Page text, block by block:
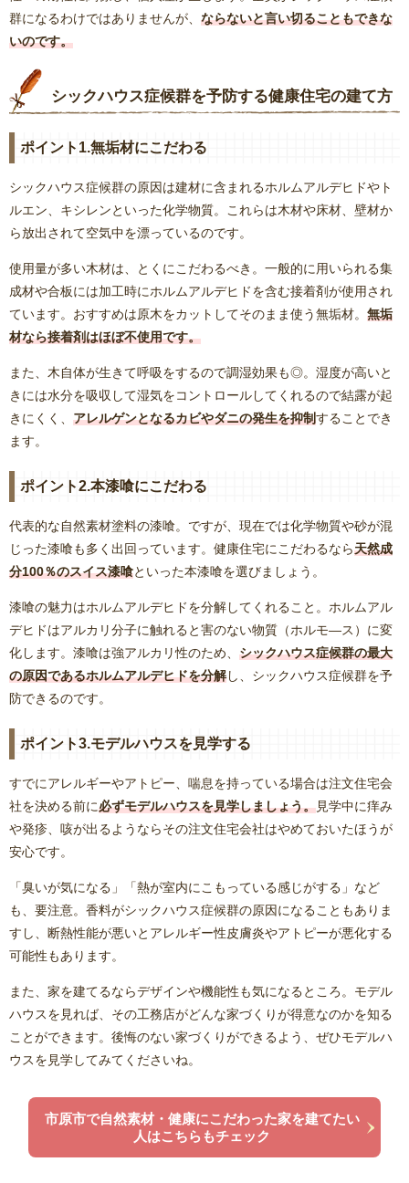
群になるわけではありませんが、 ならないと言い切ることもできな
いのです。
シックハウス症候群を予防する健康住宅の建て方
ポイント1.無垢材にこだわる
シックハウス症候群の原因は建材に含まれるホルムアルデヒドやト
ルエン、キシレンといった化学物質。これらは木材や床材、壁材か
ら放出されて空気中を漂っているのです。
使用量が多い木材は、とくにこだわるべき。一般的に用いられる集
成材や合板には加工時にホルムアルデヒドを含む接着剤が使用され
ています。おすすめは原木をカットしてそのまま使う無垢材。 無垢
材なら接着剤はほぼ不使用です。
また、木自体が生きて呼吸をするので調湿効果も◎。湿度が高いと
きには水分を吸収して湿気をコントロールしてくれるので結露が起
きにくく、 アレルゲンとなるカビやダニの発生を抑制することでき
ます。
ポイント2.本漆喰にこだわる
代表的な自然素材塗料の漆喰。ですが、現在では化学物質や砂が混
じった漆喰も多く出回っています。健康住宅にこだわるなら天然成
分100％のスイス漆喰といった本漆喰を選びましょう。
漆喰の魅力はホルムアルデヒドを分解してくれること。ホルムアル
デヒドはアルカリ分子に触れると害のない物質（ホルモ―ス）に変
化します。漆喰は強アルカリ性のため、 シックハウス症候群の最大
の原因であるホルムアルデヒドを分解し、シックハウス症候群を予
防できるのです。
ポイント3.モデルハウスを見学する
すでにアレルギーやアトピー、喘息を持っている場合は注文住宅会
社を決める前に必ずモデルハウスを見学しましょう。見学中に痒み
や発疹、咳が出るようならその注文住宅会社はやめておいたほうが
安心です。
「臭いが気になる」「熱が室内にこもっている感じがする」など
も、要注意。香料がシックハウス症候群の原因になることもありま
すし、断熱性能が悪いとアレルギー性皮膚炎やアトピーが悪化する
可能性もあります。
また、家を建てるならデザインや機能性も気になるところ。モデル
ハウスを見れば、その工務店がどんな家づくりが得意なのかを知る
ことができます。後悔のない家づくりができるよう、ぜひモデルハ
ウスを見学してみてくださいね。
市原市で自然素材・健康にこだわった家を建てたい
人はこちらもチェック